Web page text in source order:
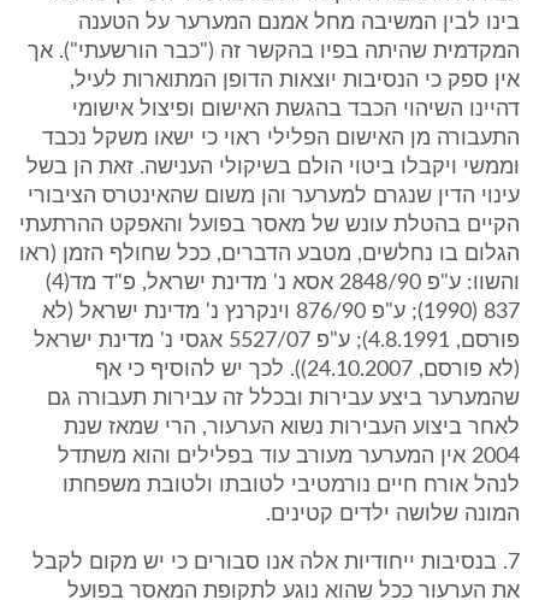
בינו לבין המשיבה מחל אמנם המערער על הטענה
המקדמית שהיתה בפיו בהקשר זה ("כבר הורשעתי"). אך
אין ספק כי הנסיבות יוצאות הדופן המתוארות לעיל,
דהיינו השיהוי הכבד בהגשת האישום ופיצול אישומי
התעבורה מן האישום הפלילי ראוי כי ישאו משקל נכבד
וממשי ויקבלו ביטוי הולם בשיקולי הענישה. זאת הן בשל
עינוי הדין שנגרם למערער והן משום שהאינטרס הציבורי
הקיים בהטלת עונש של מאסר בפועל והאפקט ההרתעתי
הגלום בו נחלשים, מטבע הדברים, ככל שחולף הזמן (ראו
והשוו: ע"פ 2848/90 אסא נ' מדינת ישראל, פ"ד מד(4)
837 (1990); ע"פ 876/90 וינקרנץ נ' מדינת ישראל (לא
פורסם, 4.8.1991); ע"פ 5527/07 אגסי נ' מדינת ישראל
(לא פורסם, 24.10.2007)). לכך יש להוסיף כי אף
שהמערער ביצע עבירות ובכלל זה עבירות תעבורה גם
לאחר ביצוע העבירות נשוא הערעור, הרי שמאז שנת
2004 אין המערער מעורב עוד בפלילים והוא משתדל
לנהל אורח חיים נורמטיבי לטובתו ולטובת משפחתו
המונה שלושה ילדים קטינים.
7. בנסיבות ייחודיות אלה אנו סבורים כי יש מקום לקבל
את הערעור ככל שהוא נוגע לתקופת המאסר בפועל